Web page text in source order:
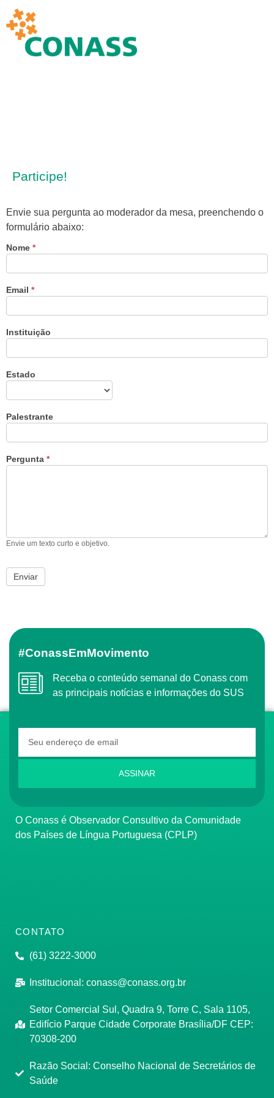
Participe!
Envie sua pergunta ao moderador da mesa, preenchendo o
formulário abaixo:
Nome *
Email *
Instituição
Estado
Palestrante
Pergunta *
Envie um texto curto e objetivo.
Se você
é
este
campo
branco.
#ConassEmMovimento
Receba o conteúdo semanal do Conass com
as principais notícias e informações do SUS
ASSINAR
O Conass é Observador Consultivo da Comunidade
dos Países de Língua Portuguesa (CPLP)
CONTATO
(61) 3222-3000
Institucional: conass@conass.org.br
Setor Comercial Sul, Quadra 9, Torre C, Sala 1105,
Edifício Parque Cidade Corporate Brasília/DF CEP:
70308-200
Razão Social: Conselho Nacional de Secretários de
Saúde